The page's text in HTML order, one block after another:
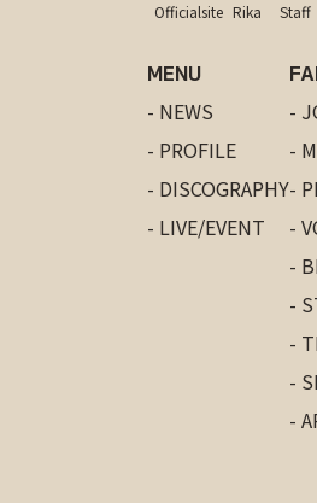
Officialsite Rika Staff
MENU
- NEWS
- PROFILE
- DISCOGRAPHY
- LIVE/EVENT
-
-
-
-
-
-
-
-
-